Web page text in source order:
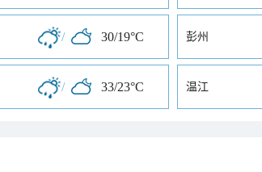
/ 30/19°C 彭州
/ 33/23°C 温江